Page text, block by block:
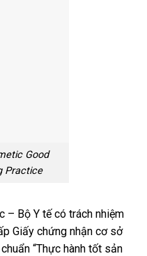
Good
– Bộ Y tế có trách nhiệm
Giấy chứng nhận cơ sở
“Thực hành tốt sản